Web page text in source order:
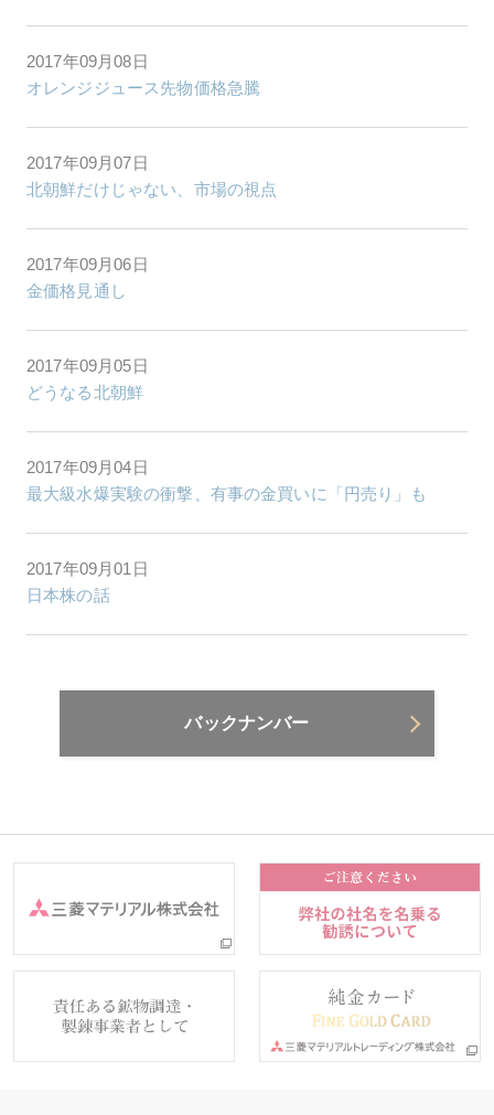
2017年09月08日
オレンジジュース先物価格急騰
2017年09月07日
北朝鮮だけじゃない、市場の視点
2017年09月06日
金価格見通し
2017年09月05日
どうなる北朝鮮
2017年09月04日
最大級水爆実験の衝撃、有事の金買いに「円売り」も
2017年09月01日
日本株の話
バックナンバー